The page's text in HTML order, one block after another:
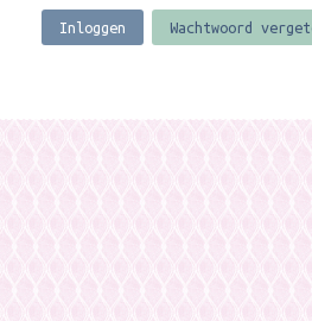
Inloggen Wachtwoord